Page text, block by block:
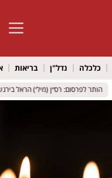
פתח
כלכלה נדל"ן בריאות
הותר לפרסום: רס״ן (מיל׳) הראל
הותר לפרסום: רס״ן (מיל׳) הראל